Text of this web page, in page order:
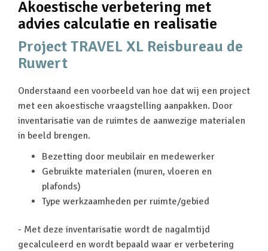
Akoestische verbetering met
advies calculatie en realisatie
Project TRAVEL XL Reisbureau de
Ruwert
Onderstaand een voorbeeld van hoe dat wij een project
met een akoestische vraagstelling aanpakken. Door
inventarisatie van de ruimtes de aanwezige materialen
in beeld brengen.
Bezetting door meubilair en medewerker
Gebruikte materialen (muren, vloeren en
plafonds)
Type werkzaamheden per ruimte/gebied
- Met deze inventarisatie wordt de nagalmtijd
gecalculeerd en wordt bepaald waar er verbetering